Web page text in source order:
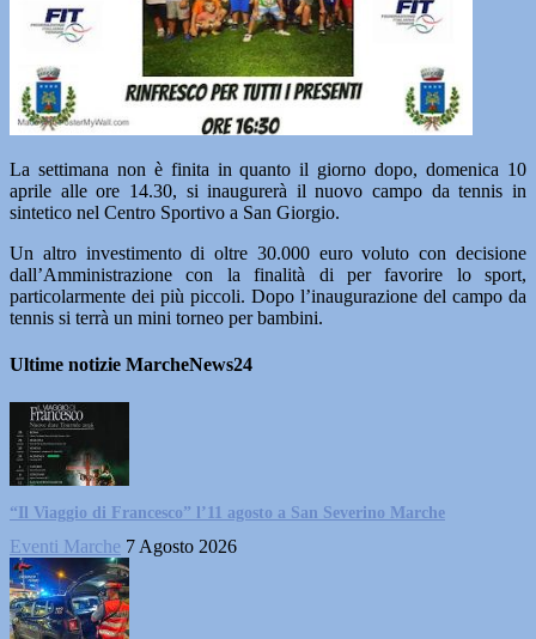
La settimana non è finita in quanto il giorno dopo, domenica 10
aprile alle ore 14.30, si inaugurerà il nuovo campo da tennis in
sintetico nel Centro Sportivo a San Giorgio.
Un altro investimento di oltre 30.000 euro voluto con decisione
dall’Amministrazione con la finalità di per favorire lo sport,
particolarmente dei più piccoli. Dopo l’inaugurazione del campo da
tennis si terrà un mini torneo per bambini.
Ultime notizie MarcheNews24
“Il Viaggio di Francesco” l’11 agosto a San Severino Marche
Eventi Marche 7 Agosto 2026